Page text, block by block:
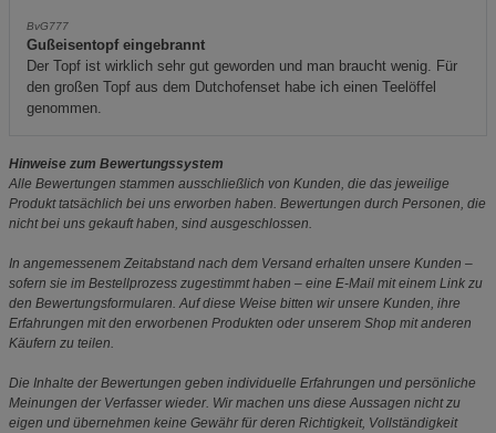
BvG777
Gußeisentopf eingebrannt
Der Topf ist wirklich sehr gut geworden und man braucht wenig. Für
den großen Topf aus dem Dutchofenset habe ich einen Teelöffel
genommen.
Hinweise zum Bewertungssystem
Alle Bewertungen stammen ausschließlich von Kunden, die das jeweilige
Produkt tatsächlich bei uns erworben haben. Bewertungen durch Personen, die
nicht bei uns gekauft haben, sind ausgeschlossen.
In angemessenem Zeitabstand nach dem Versand erhalten unsere Kunden –
sofern sie im Bestellprozess zugestimmt haben – eine E-Mail mit einem Link zu
den Bewertungsformularen. Auf diese Weise bitten wir unsere Kunden, ihre
Erfahrungen mit den erworbenen Produkten oder unserem Shop mit anderen
Käufern zu teilen.
Die Inhalte der Bewertungen geben individuelle Erfahrungen und persönliche
Meinungen der Verfasser wieder. Wir machen uns diese Aussagen nicht zu
eigen und übernehmen keine Gewähr für deren Richtigkeit, Vollständigkeit